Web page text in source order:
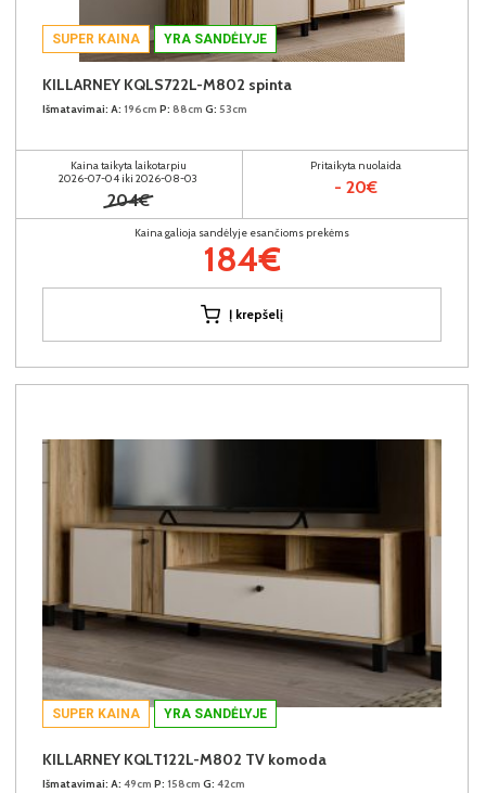
SUPER KAINA YRA SANDĖLYJE
KILLARNEY KQLS722L-M802 spinta
Išmatavimai: A: 196cm P: 88cm G: 53cm
Kaina taikyta laikotarpiu
2026-07-04 iki 2026-08-03
204€
Pritaikyta nuolaida
- 20€
Kaina galioja sandėlyje esančioms prekėms
184€
Į krepšelį
SUPER KAINA YRA SANDĖLYJE
KILLARNEY KQLT122L-M802 TV komoda
Išmatavimai: A: 49cm P: 158cm G: 42cm